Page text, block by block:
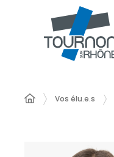
Vos élu.e.s